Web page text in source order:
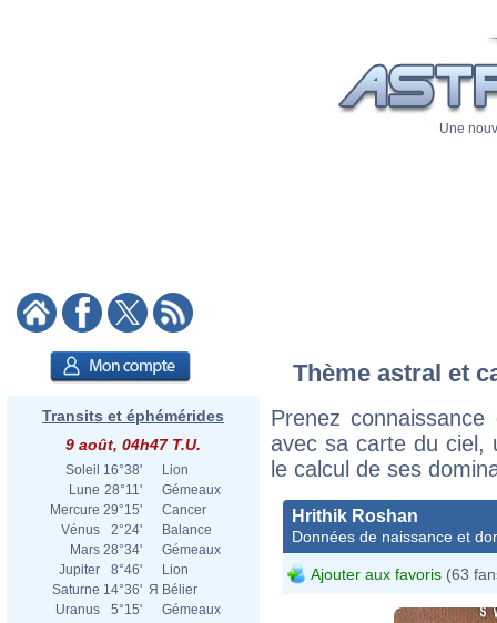
Une
Transits et éphémérides
9 août, 04h47 T.U.
Soleil 16°38'
Lion
Lune 28°11'
Gémeaux
Mercure 29°15'
Cancer
Vénus
2°24'
Balance
Mars 28°34'
Gémeaux
Jupiter
8°46'
Lion
Saturne 14°36' Я Bélier
Uranus
5°15'
Gémeaux
Thème astral et
Prenez
avec sa carte du ciel,
le calcul de ses
Hrithik Roshan
Données de naissance et
Ajouter aux favoris (63